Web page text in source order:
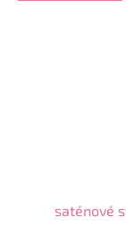
saténové